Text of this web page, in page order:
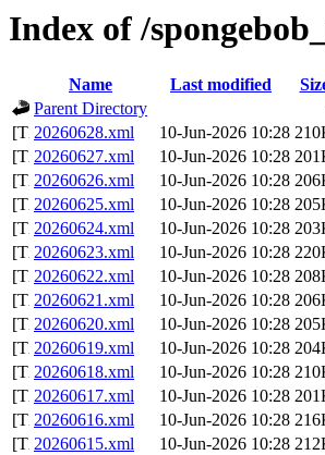
Index of /
Name Last modified
Parent Directory
20260628.xml
10-Jun-2026 10:28
20260627.xml
10-Jun-2026 10:28
20260626.xml
10-Jun-2026 10:28
20260625.xml
10-Jun-2026 10:28
20260624.xml
10-Jun-2026 10:28
20260623.xml
10-Jun-2026 10:28
20260622.xml
10-Jun-2026 10:28
20260621.xml
10-Jun-2026 10:28
20260620.xml
10-Jun-2026 10:28
20260619.xml
10-Jun-2026 10:28
20260618.xml
10-Jun-2026 10:28
20260617.xml
10-Jun-2026 10:28
20260616.xml
10-Jun-2026 10:28
20260615.xml
10-Jun-2026 10:28